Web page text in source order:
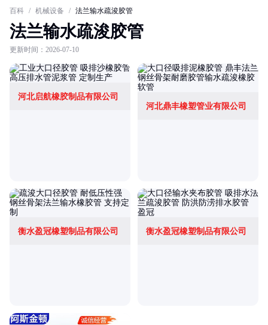
百科 / 机械设备 / 法兰输水疏浚胶管
法兰输水疏浚胶管
更新时间：2026-07-10
河北启航橡胶制品有限公司
河北鼎丰橡塑管业有限公司
衡水盈冠橡塑制品有限公司 衡水盈冠橡塑制品有限公司